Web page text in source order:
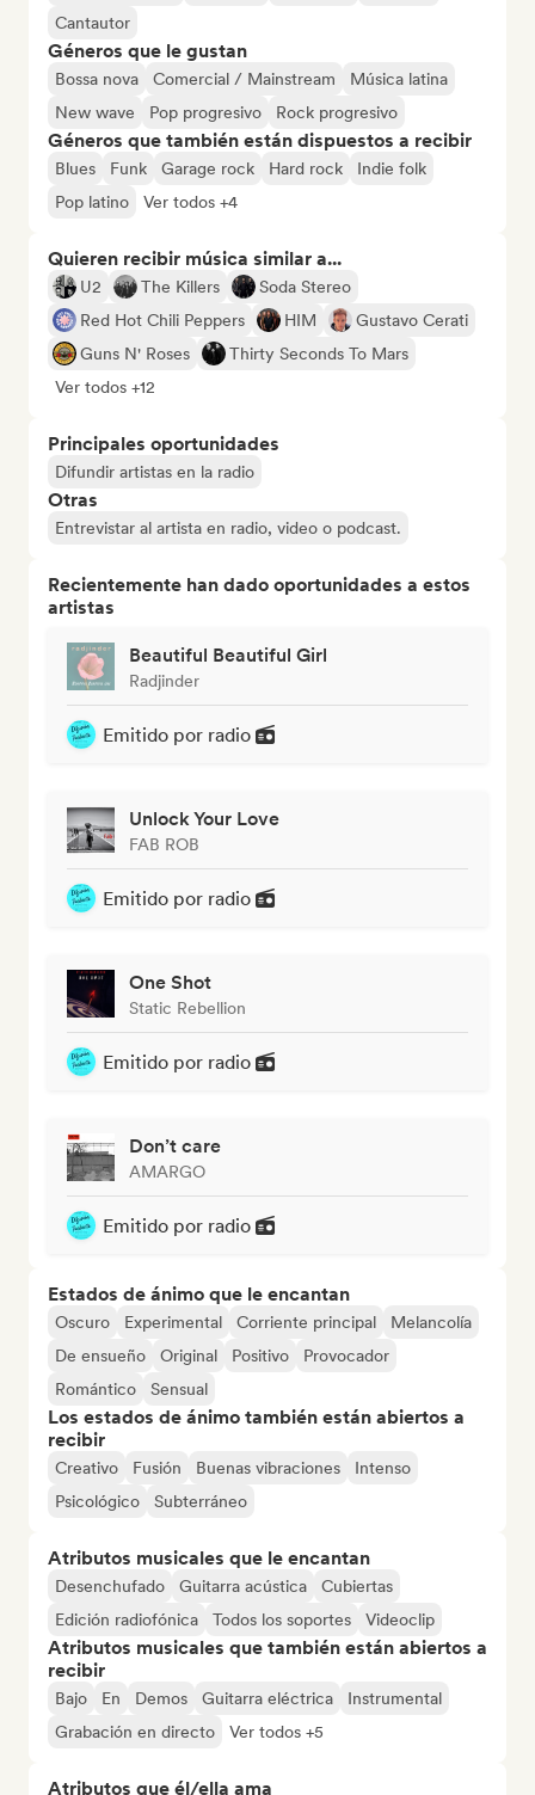
Cantautor
Géneros que le gustan
Bossa nova Comercial / Mainstream
Música latina
New wave
Pop progresivo Rock progresivo
Géneros que también están dispuestos a recibir
Blues Funk Garage rock Hard rock
Indie folk
Pop latino
Ver todos +4
Quieren recibir música similar a...
U2 The Killers
Soda Stereo
Red Hot Chili Peppers
HIM
Gustavo Cerati
Guns N' Roses
Thirty Seconds To Mars
Ver todos +12
Principales oportunidades
Difundir artistas en la radio
Otras
Entrevistar al artista en radio, video o podcast.
Recientemente han dado oportunidades a estos
artistas
Beautiful Beautiful Girl
Radjinder
Emitido por radio
Unlock Your Love
FAB ROB
Emitido por radio
One Shot
Static Rebellion
Emitido por radio
Don’t care
AMARGO
Emitido por radio
Estados de ánimo que le encantan
Oscuro Experimental Corriente principal
Melancolía
De ensueño
Original Positivo
Provocador
Romántico
Sensual
Los estados de ánimo también están abiertos a
recibir
Creativo Fusión Buenas vibraciones
Intenso
Psicológico
Subterráneo
Atributos musicales que le encantan
Desenchufado Guitarra acústica
Cubiertas
Edición radiofónica
Todos los soportes Videoclip
Atributos musicales que también están abiertos a
recibir
Bajo En Demos Guitarra eléctrica
Instrumental
Grabación en directo
Ver todos +5
Atributos que él/ella ama